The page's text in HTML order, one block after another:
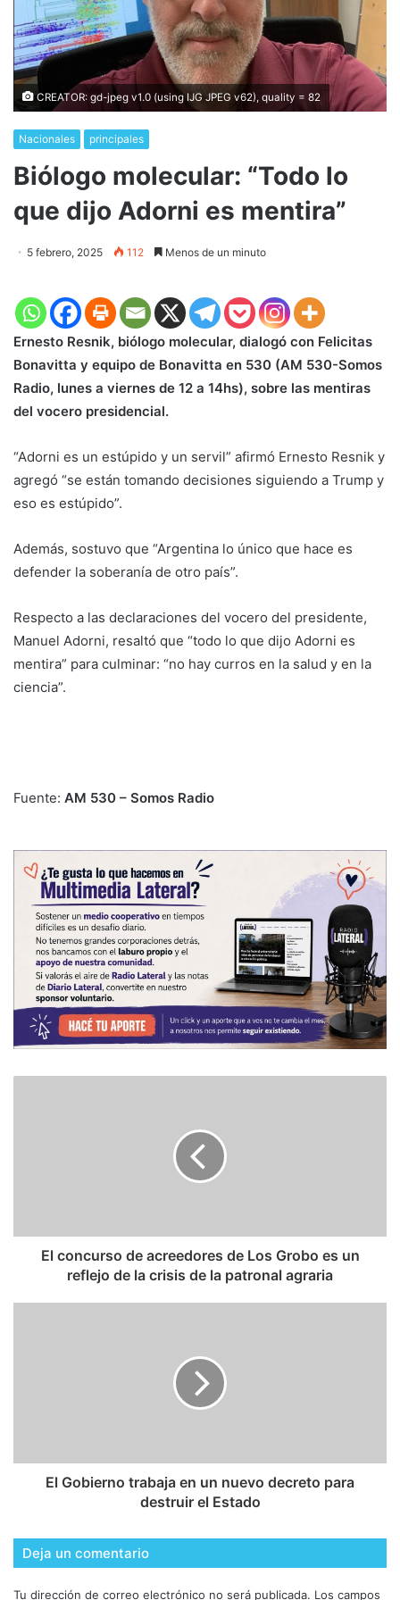
CREATOR: gd-jpeg v1.0 (using IJG JPEG v62), quality = 82
Nacionales principales
Biólogo molecular​: “Todo lo
que dijo Adorni es mentira”
5 febrero, 2025 112 Menos de un minuto
Ernesto Resnik, biólogo molecular, dialogó con Felicitas
Bonavitta y equipo de Bonavitta en 530 (AM 530-Somos
Radio, lunes a viernes de 12 a 14hs), sobre las mentiras
del vocero presidencial.
“Adorni es un estúpido y un servil” afirmó Ernesto Resnik y
agregó “se están tomando decisiones siguiendo a Trump y
eso es estúpido”.
Además, sostuvo que “Argentina lo único que hace es
defender la soberanía de otro país”.
Respecto a las declaraciones del vocero del presidente,
Manuel Adorni, resaltó que “todo lo que dijo Adorni es
mentira” para culminar: “no hay curros en la salud y en la
ciencia”.
Fuente: AM 530 – Somos Radio
El concurso de acreedores de Los Grobo es un
reflejo de la crisis de la patronal agraria
El Gobierno trabaja en un nuevo decreto para
destruir el Estado
Deja un comentario
Tu dirección de correo electrónico no será publicada. Los campos